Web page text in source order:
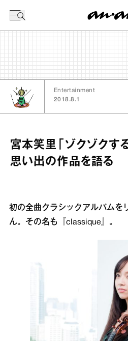
Entertainment
2018.8.1
宮本笑里「ゾクゾクす
思い出の作品を語る
初の全曲クラシックアルバムを
ん。その名も『classique』。